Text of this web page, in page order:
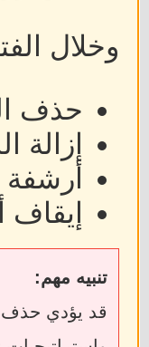
وخلال
حذف
تنبيه مهم: